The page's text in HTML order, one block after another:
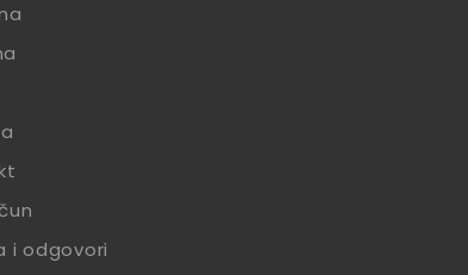
i odgovori